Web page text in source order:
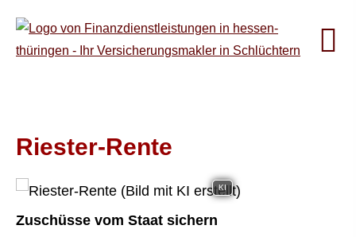
Riester-Rente
KI
Zuschüsse vom Staat sichern